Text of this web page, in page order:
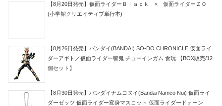
【8月20日発売】仮面ライダーＢｌａｃｋ × 仮面ライダーＺＯ
(小学館クリエイティブ単行本)
【8月26日発売】バンダイ(BANDAI) SO-DO CHRONICLE 仮面ライ
ダーアギト／仮面ライダー響鬼 チューインガム 食玩 【BOX販売/12
個セット】
【8月30日発売】バンダイナムコヌイ(Bandai Namco Nui) 仮面ライ
ダーゼッツ 仮面ライダー変身マスコット 仮面ライダードォーン